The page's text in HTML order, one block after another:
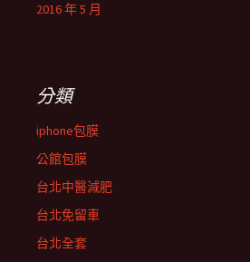
2016 年 5 月
分類
iphone包膜
公館包膜
台北中醫減肥
台北免留車
台北全套